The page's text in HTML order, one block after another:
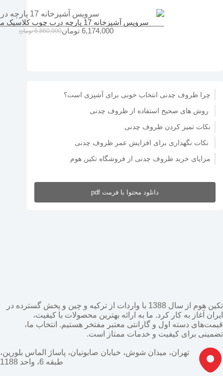
سرویس آشپزخانه 17 پارچه درب چوب کلاسیک مشکی
6,860,000 تومان 6,174,000 تومان
چرا ظروف چدنی انتخاب خوبی برای آشپزی است؟
روش‌ های صحیح استفاده از ظروف چدنی
نکات تمیز کردن ظروف چدنی
نکات نگهداری برای افزایش عمر ظروف چدنی
مزایای خرید ظروف چدنی از فروشگاه تکین هوم
دانلود محتوا با فرمت pdf
تکین هوم از سال 1388 با واردات از ترکیه و چین و پخش گسترده در
ایران آغاز به کار کرد. ما به ارائه بهترین محصولات با کیفیت،
قیمت‌های دسته اول و گارانتی معتبر مفتخر هستیم. انتخاب ما،
تضمینی برای کیفیت و خدمات ممتاز است.
تهران، میدان شوش، خیابان صابونیان، پاساژ الماس بلورین،
طبقه 6، واحد 1188